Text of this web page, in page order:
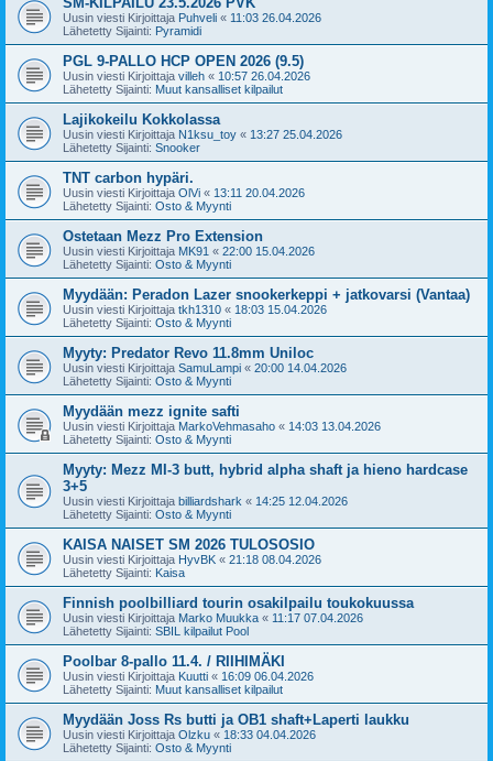
Uusin viesti Kirjoittaja Puhveli « 11:03 26.04.2026
Lähetetty Sijainti: Pyramidi
PGL 9-PALLO HCP OPEN 2026 (9.5)
Uusin viesti Kirjoittaja villeh « 10:57 26.04.2026
Lähetetty Sijainti: Muut kansalliset kilpailut
Lajikokeilu Kokkolassa
Uusin viesti Kirjoittaja N1ksu_toy « 13:27 25.04.2026
Lähetetty Sijainti: Snooker
TNT carbon hypäri.
Uusin viesti Kirjoittaja OlVi « 13:11 20.04.2026
Lähetetty Sijainti: Osto & Myynti
Ostetaan Mezz Pro Extension
Uusin viesti Kirjoittaja MK91 « 22:00 15.04.2026
Lähetetty Sijainti: Osto & Myynti
Myydään: Peradon Lazer snookerkeppi + jatkovarsi (Vantaa)
Uusin viesti Kirjoittaja tkh1310 « 18:03 15.04.2026
Lähetetty Sijainti: Osto & Myynti
Myyty: Predator Revo 11.8mm Uniloc
Uusin viesti Kirjoittaja SamuLampi « 20:00 14.04.2026
Lähetetty Sijainti: Osto & Myynti
Myydään mezz ignite safti
Uusin viesti Kirjoittaja MarkoVehmasaho « 14:03 13.04.2026
Lähetetty Sijainti: Osto & Myynti
Myyty: Mezz MI-3 butt, hybrid alpha shaft ja hieno hardcase
3+5
Uusin viesti Kirjoittaja billiardshark « 14:25 12.04.2026
Lähetetty Sijainti: Osto & Myynti
KAISA NAISET SM 2026 TULOSOSIO
Uusin viesti Kirjoittaja HyvBK « 21:18 08.04.2026
Lähetetty Sijainti: Kaisa
Finnish poolbilliard tourin osakilpailu toukokuussa
Uusin viesti Kirjoittaja Marko Muukka « 11:17 07.04.2026
Lähetetty Sijainti: SBIL kilpailut Pool
Poolbar 8-pallo 11.4. / RIIHIMÄKI
Uusin viesti Kirjoittaja Kuutti « 16:09 06.04.2026
Lähetetty Sijainti: Muut kansalliset kilpailut
Myydään Joss Rs butti ja OB1 shaft+Laperti laukku
Uusin viesti Kirjoittaja Olzku « 18:33 04.04.2026
Lähetetty Sijainti: Osto & Myynti